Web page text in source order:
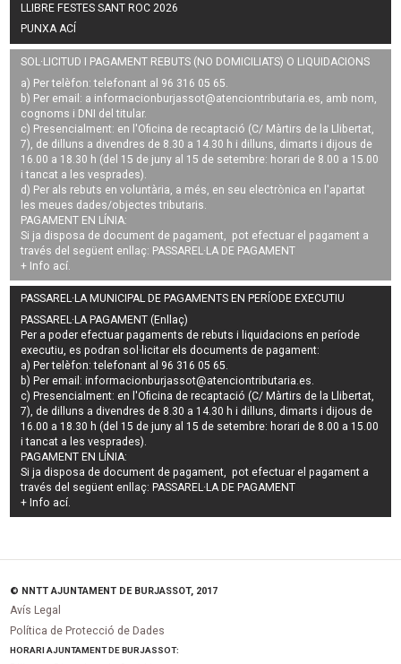
LLIBRE FESTES SANT ROC 2026
PUNXA ACÍ
SOL·LICITUD I PAGAMENT REBUTS (NO DOMICILIATS) O LIQUIDACIONS
a) Per telèfon: telefonant al 96 316 05 65.
b) Per email: a informacionburjassot@atenciontributaria.es , amb nom,
cognoms i DNI del titular.
c) Presencialment: en l'Oficina de recaptació (C/ Màrtirs de la Llibertat,
7), de dilluns a divendres de 8.30 a 14.30 h i dilluns, dimarts i dijous de
16.00 a 18.30 h (del 15 de juny al 15 de setembre: horari de 8.00 a 15.00
i tancat a les vesprades).
d) Per als rebuts en voluntària, a més, en seu electrònica en l'apartat
les meues dades/objectes tributaris.
PAGAMENT EN LÍNIA:
Si ja disposa de document de pagament, pot efectuar el pagament a
través del següent enllaç: PASSAREL·LA DE PAGAMENT
+ Info ací
PASSAREL·LA MUNICIPAL DE PAGAMENTS EN PERÍODE EXECUTIU
PASSAREL·LA PAGAMENT (Enllaç)
Per a poder efectuar pagaments derebuts i liquidacions en període
executiu, es podran sol·licitar els documents de pagament:
a) Per telèfon: telefonant al 96 316 05 65.
b) Per email:informacionburjassot@atenciontributaria.es.
c) Presencialment: en l'Oficina de recaptació (C/ Màrtirs de la Llibertat,
7), de dilluns a divendres de 8.30 a 14.30 h i dilluns, dimarts i dijous de
16.00 a 18.30 h (del 15 de juny al 15 de setembre: horari de 8.00 a 15.00
i tancat a les vesprades).
PAGAMENT EN LÍNIA:
Si ja disposa de document de pagament, pot efectuar el pagament a
través del següent enllaç: PASSAREL·LA DE PAGAMENT
+ Info ací.
© NNTT AJUNTAMENT DE BURJASSOT, 2017
Avís Legal
Política de Protecció de Dades
HORARI AJUNTAMENT DE BURJASSOT: